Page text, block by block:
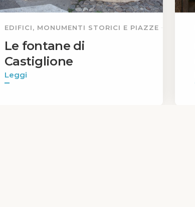
EDIFICI, MONUMENTI STORICI E PIAZZE
Le fontane di
Castiglione
Leggi